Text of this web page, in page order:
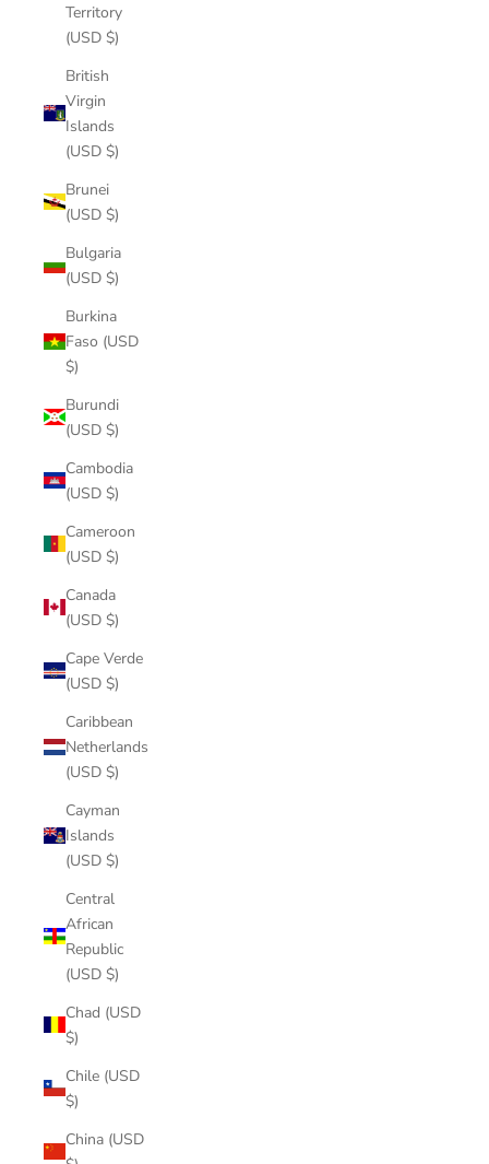
Territory
(USD $)
British
Virgin
Islands
(USD $)
Brunei
(USD $)
Bulgaria
(USD $)
Burkina
Faso (USD
$)
Burundi
(USD $)
Cambodia
(USD $)
Cameroon
(USD $)
Canada
(USD $)
Cape Verde
(USD $)
Caribbean
Netherlands
(USD $)
Cayman
Islands
(USD $)
Central
African
Republic
(USD $)
Chad (USD
$)
Chile (USD
$)
China (USD